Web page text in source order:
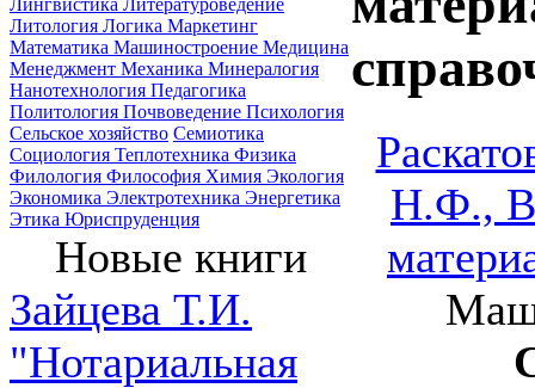
Лингвистика Литературоведение
Литология Логика Маркетинг
Математика Машиностроение Медицина
Менеджмент Механика Минералогия
Нанотехнология Педагогика
Политология Почвоведение Психология
Сельское хозяйство Семиотика
Социология Теплотехника Физика
Филология Философия Химия Экология
Экономика Электротехника Энергетика
Этика Юриспруденция
Новые книги
Зайцева Т.И.
"Нотариальная
Н.Ф.,